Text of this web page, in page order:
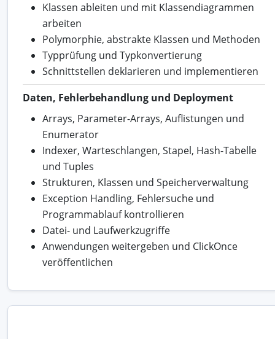
Klassen ableiten und mit Klassendiagrammen
arbeiten
Polymorphie, abstrakte Klassen und Methoden
Typprüfung und Typkonvertierung
Schnittstellen deklarieren und implementieren
Daten, Fehlerbehandlung und Deployment
Arrays, Parameter-Arrays, Auflistungen und
Enumerator
Indexer, Warteschlangen, Stapel, Hash-Tabelle
und Tuples
Strukturen, Klassen und Speicherverwaltung
Exception Handling, Fehlersuche und
Programmablauf kontrollieren
Datei- und Laufwerkzugriffe
Anwendungen weitergeben und ClickOnce
veröffentlichen